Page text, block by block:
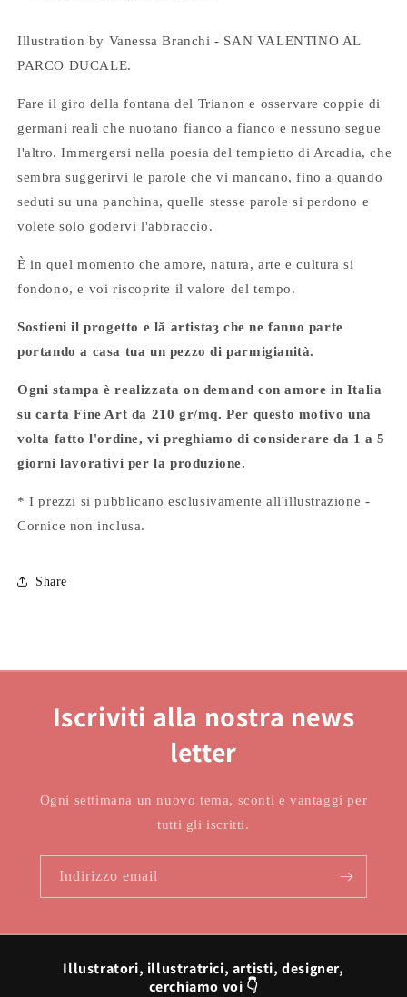
Illustration by Vanessa Branchi - SAN VALENTINO AL
PARCO DUCALE.
Fare il giro della fontana del Trianon e osservare coppie di
germani reali che nuotano fianco a fianco e nessuno segue
l'altro. Immergersi nella poesia del tempietto di Arcadia, che
sembra suggerirvi le parole che vi mancano, fino a quando
seduti su una panchina, quelle stesse parole si perdono e
volete solo godervi l'abbraccio.
È in quel momento che amore, natura, arte e cultura si
fondono, e voi riscoprite il valore del tempo.
Sostieni il progetto e lă artistaȝ che ne fanno parte
portando a casa tua un pezzo di parmigianità.
Ogni stampa è realizzata on demand con amore in Italia
su carta Fine Art da 210 gr/mq. Per questo motivo una
volta fatto l'ordine, vi preghiamo di considerare da 1 a 5
giorni lavorativi per la produzione.
* I prezzi si pubblicano esclusivamente all'illustrazione -
Cornice non inclusa.
Share
Iscriviti alla nostra news
letter
Ogni settimana un nuovo tema, sconti e vantaggi per
tutti gli iscritti.
Indirizzo email
Illustratori, illustratrici, artisti, designer,
cerchiamo voi 👇